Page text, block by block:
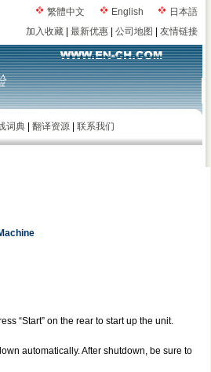
繁體中文 English
日本語
加入收藏
最新优惠 公司地图 友情链接
词典 翻译资源 联系我们
“Start” on the rear to start up the unit.
automatically. After shutdown, be sure to